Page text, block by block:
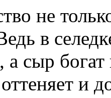
не
в
а сыр
и